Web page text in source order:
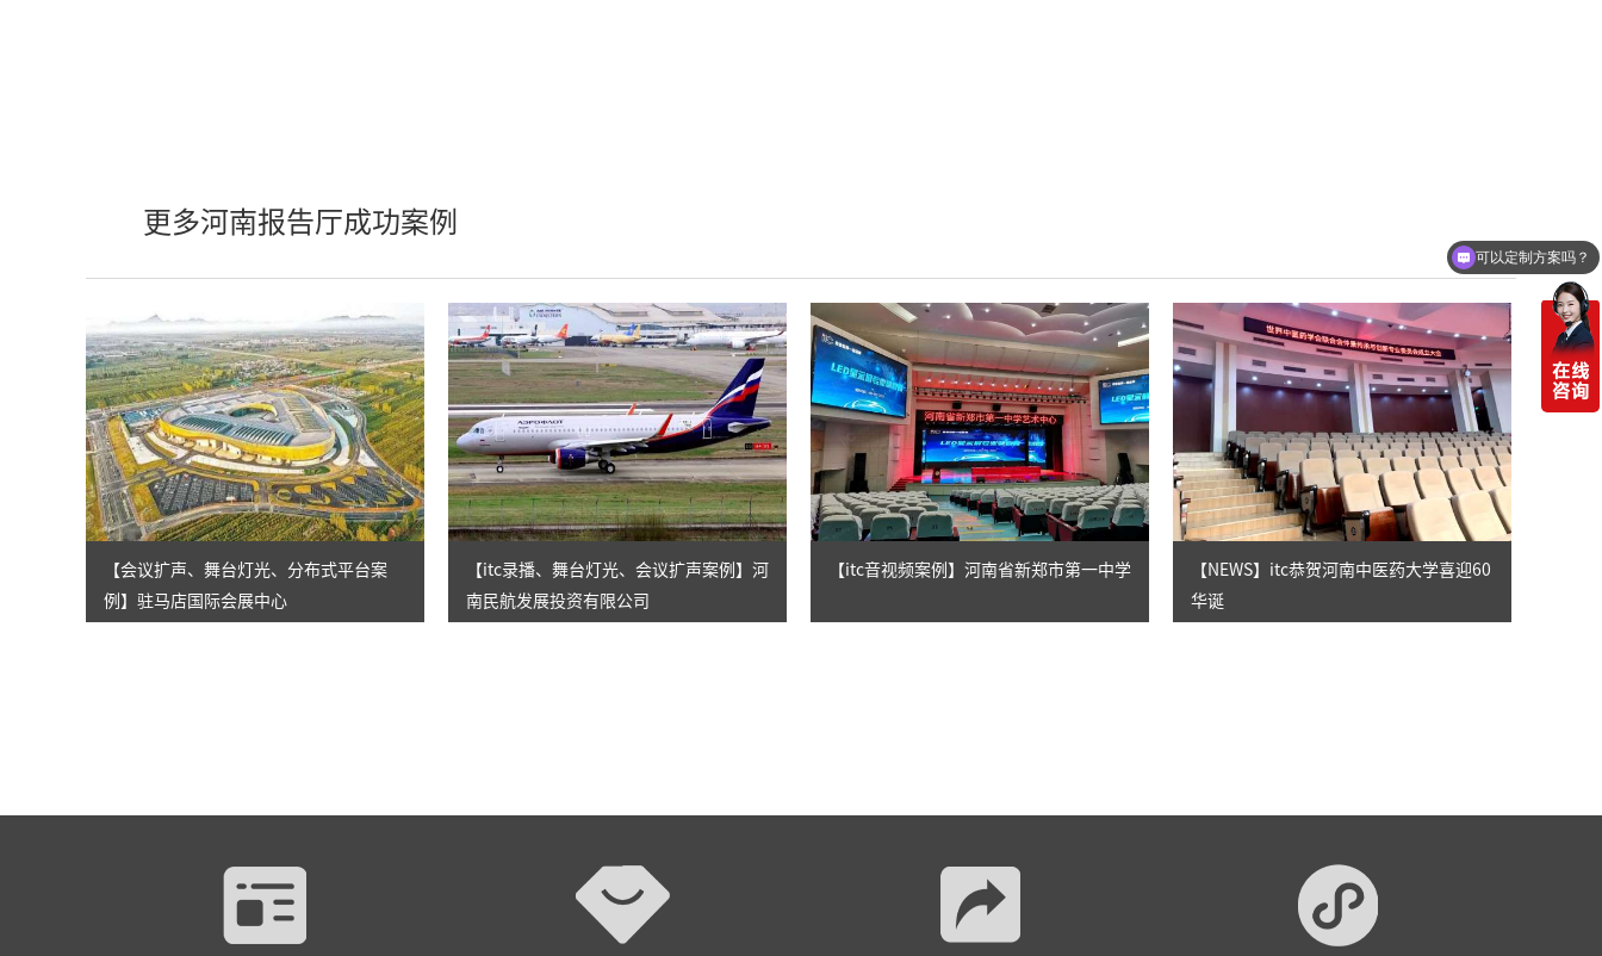
数字化会议设备
同声传译系列
AI智慧无纸化会议系统
AI智慧演易通软件
AI智慧语音转写系统
AI智慧录播系统
庭审录播
更多河南报告厅成功案例
【会议扩声、舞台灯光、分布式平台案
例】驻马店国际会展中心
【itc录播、舞台灯光、会议扩声案例】河
南民航发展投资有限公司
【itc音视频案例】河南省新郑市第一中学
【NEWS】itc恭贺河南中医药大学喜迎60
华诞
可以定制方案吗？